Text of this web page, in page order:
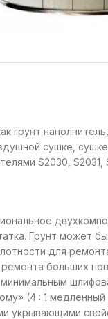
грунт
сушке,
S2030, S2031,
Грунт может
для
больших
минимальным
(4 : 1
укрывающими